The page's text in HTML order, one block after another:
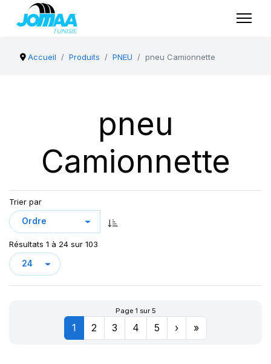
Accueil Produits PNEU pneu Camionnette
pneu
Camionnette
Trier par
Résultats 1 à 24 sur 103
Page 1 sur 5
1 2 3 4 5 › »